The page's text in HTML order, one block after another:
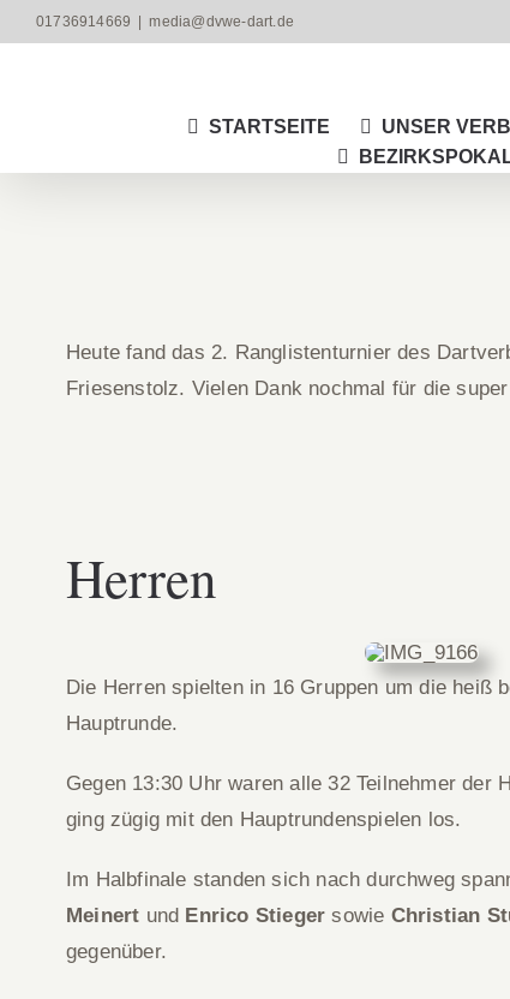
Zum01736914669 media@dvwe-dart.de
STARTSEITE UNSER
Heute fand das 2. Ranglistenturnier des
Friesenstolz. Vielen Dank nochmal für die
Herren
Die Herren spielten in 16 Gruppen um die heiß
Hauptrunde.
Gegen 13:30 Uhr waren alle 32 Teilnehmer der
ging zügig mit den Hauptrundenspielen los.
Im Halbfinale standen sich nach durchweg
Meinert und Enrico Stieger sowie Christian
gegenüber.